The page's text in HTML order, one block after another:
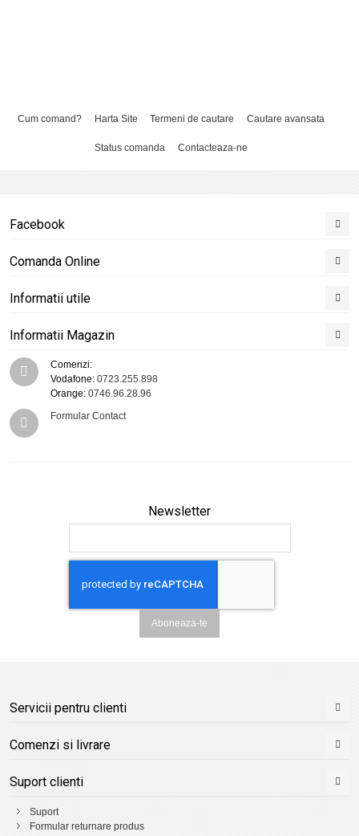
Cum comand? Harta Site Termeni de cautare Cautare avansata
Status comanda Contacteaza-ne
Facebook
Comanda Online
Informatii utile
Informatii Magazin
Comenzi:
Vodafone: 0723.255.898
Orange: 0746.96.28.96
Formular Contact
Newsletter
Aboneaza-te
Servicii pentru clienti
Comenzi si livrare
Suport clienti
Suport
Formular returnare produs